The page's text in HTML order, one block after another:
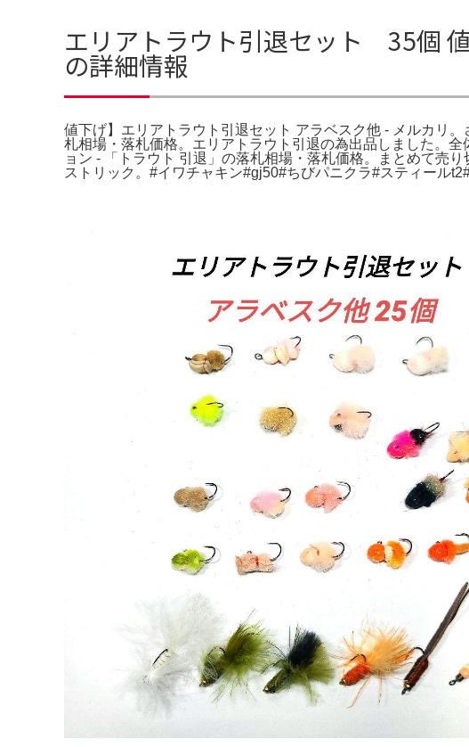
エリアトラウト引退セット 35個
の詳細情報
値下げ】エリアトラウト引退セット アラベスク他 - メルカリ
札相場・落札価格。エリアトラウト引退の為出品しました。
ョン - 「トラウト 引退」の落札相場・落札価格。まとめて売
ストリック。#イワチャキン#gj50#ちびパニクラ#スティール